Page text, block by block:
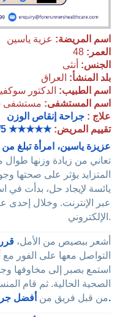
اسم المريضة: عزية ياسين
العمر: 48
الجنس: أنثى
بلد المنشأ: العراق
اسم الطبيب: الدكتور
اسم المستشفى: مستشفى
علاج : جراحة إنقاص الوزن
تقييم المريض: ★★★★★
عزيزة ياسين، امرأة تبلغ من العمر 48 عامًا
تعاني من زيادة وزنها طوال
المتزايد يؤثر على صحتها
يائسة لإيجاد حل، بدأت في
عبر الإنترنت. وخلال إحدى
الإلكتروني.
أشعر ببصيص من الأمل،
التواصل معها على الفور
استمع بصبر إلى مخاوفها
الصحية الحالية. ثم قام
من قبل فريق منأفضل جراحي السمنة.